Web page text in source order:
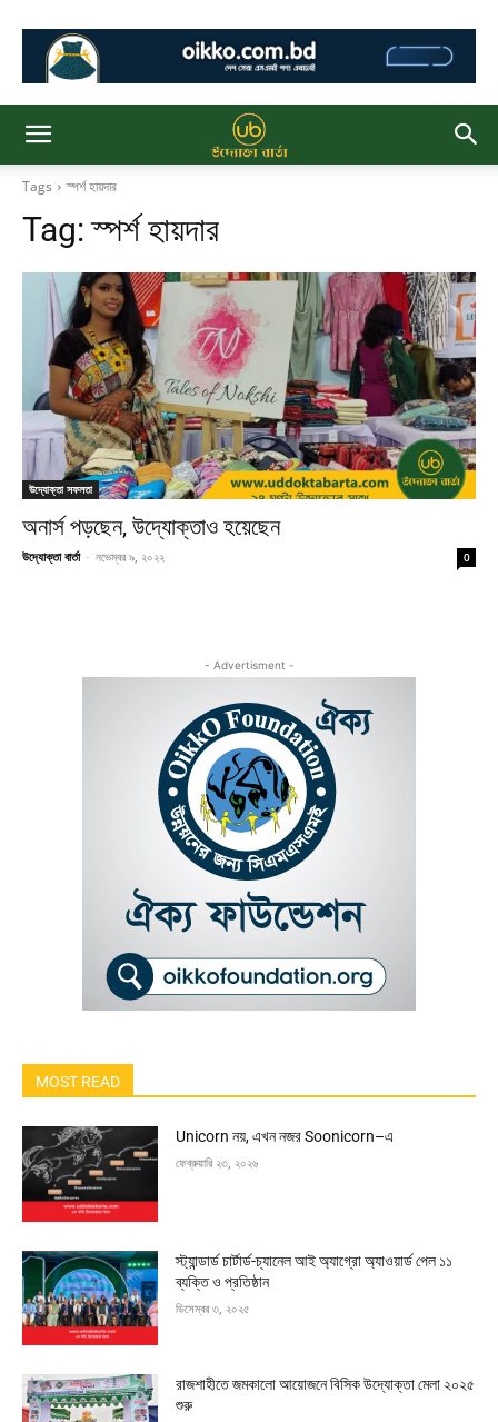
Tags স্পর্শ হায়দার
Tag:স্পর্শ হায়দার
উদ্যোক্তা সফলতা
অনার্স পড়ছেন, উদ্যোক্তাও হয়েছেন
উদ্যোক্তা বার্তা - নভেম্বর ৯, ২০২২ 0
- Advertisment -
MOST READ
Unicorn নয়, এখন নজর Soonicorn–এ
ফেব্রুয়ারি ২৩, ২০২৬
স্ট্যান্ডার্ড চার্টার্ড-চ্যানেল আই অ্যাগ্রো অ্যাওয়ার্ড পেল ১১
ব্যক্তি ও প্রতিষ্ঠান
ডিসেম্বর ৩, ২০২৫
রাজশাহীতে জমকালো আয়োজনে বিসিক উদ্যোক্তা মেলা ২০২৫
শুরু